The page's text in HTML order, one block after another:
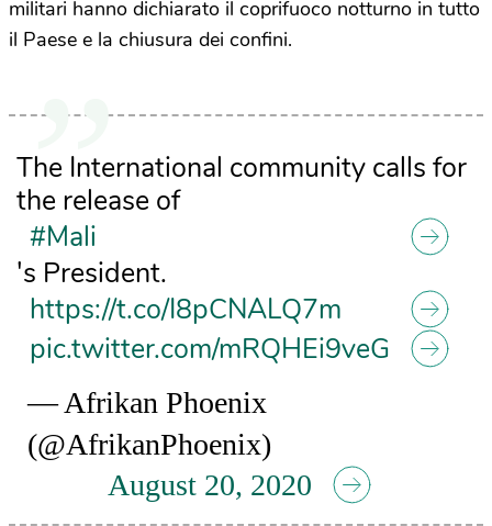
militari hanno dichiarato il coprifuoco notturno in tutto
il Paese e la chiusura dei confini.
The International community calls for
the release of
#Mali
's President.
https://t.co/I8pCNALQ7m
pic.twitter.com/mRQHEi9veG
— Afrikan Phoenix
(@AfrikanPhoenix)
August 20, 2020